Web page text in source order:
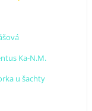
Ka-N.M.
u šachty